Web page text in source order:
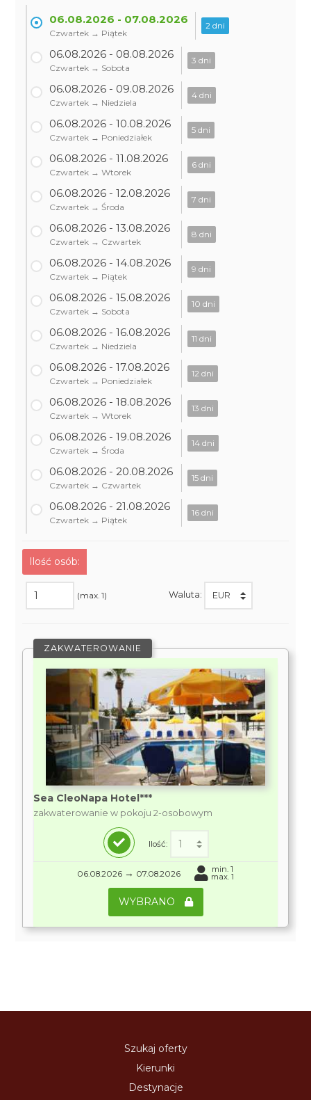
06.08.2026 - 07.08.2026
Czwartek → Piątek
2 dni
06.08.2026 - 08.08.2026
Czwartek → Sobota
3 dni
06.08.2026 - 09.08.2026
Czwartek → Niedziela
4 dni
06.08.2026 - 10.08.2026
Czwartek → Poniedziałek
5 dni
06.08.2026 - 11.08.2026
Czwartek → Wtorek
6 dni
06.08.2026 - 12.08.2026
Czwartek → Środa
7 dni
06.08.2026 - 13.08.2026
Czwartek → Czwartek
8 dni
06.08.2026 - 14.08.2026
Czwartek → Piątek
9 dni
06.08.2026 - 15.08.2026
Czwartek → Sobota
10 dni
06.08.2026 - 16.08.2026
Czwartek → Niedziela
11 dni
06.08.2026 - 17.08.2026
Czwartek → Poniedziałek
12 dni
06.08.2026 - 18.08.2026
Czwartek → Wtorek
13 dni
06.08.2026 - 19.08.2026
Czwartek → Środa
14 dni
06.08.2026 - 20.08.2026
Czwartek → Czwartek
15 dni
06.08.2026 - 21.08.2026
Czwartek → Piątek
16 dni
Ilość osób:
(max. 1) Waluta:
ZAKWATEROWANIE
Sea CleoNapa Hotel***
zakwaterowanie w pokoju 2-osobowym
Ilość:
06.08.2026 → 07.08.2026 min. 1
max. 1
WYBRANO
Szukaj oferty
Kierunki
Destynacje